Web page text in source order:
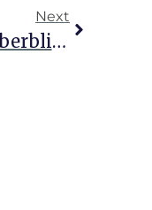
Next
Darmsanierung Beim Heilpraktiker: Kosten Im Überblick